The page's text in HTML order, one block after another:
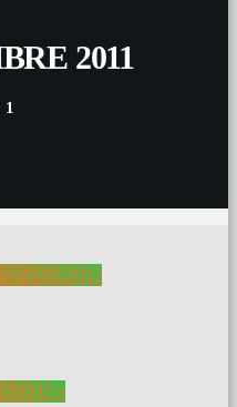
2011
25.02.2012
TO U »